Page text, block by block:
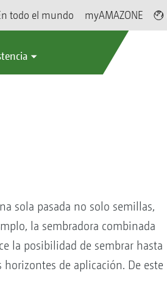
todo el mundo myAMAZONE
sola pasada no solo semillas,
la sembradora combinada
la posibilidad de sembrar hasta
de aplicación. De este